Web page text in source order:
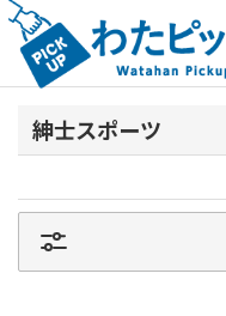
紳士スポーツ